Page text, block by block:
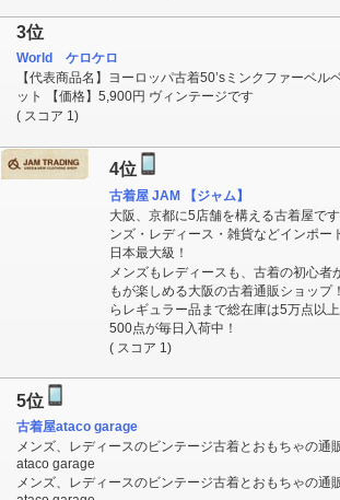
3位
World ケロケロ
【代表商品名】ヨーロッパ古着50’sミンクファーベル
ット 【価格】5,900円 ヴィンテージです
( スコア 1)
4位
古着屋 JAM 【ジャム】
大阪、京都に5店舗を構える古着屋で
ンズ・レディース・雑貨などインポー
日本最大級！
メンズもレディースも、古着の初心者
もが楽しめる大阪の古着通販ショップ
らレギュラー品まで総在庫は5万点以
500点が毎日入荷中！
( スコア 1)
5位
古着屋ataco garage
メンズ、レディースのビンテージ古着とおもちゃの通
ataco garage
メンズ、レディースのビンテージ古着とおもちゃの通